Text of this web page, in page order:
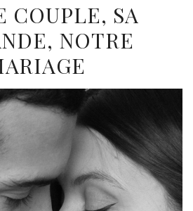
COUPLE, SA
NOTRE